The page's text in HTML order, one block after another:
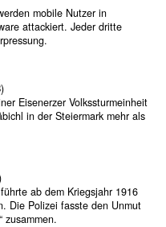
mobile Nutzer in
attackiert. Jeder dritte
Eisenerzer Volkssturmeinheit
in der Steiermark mehr als
ab dem Kriegsjahr 1916
Die Polizei fasste den Unmut
zusammen.